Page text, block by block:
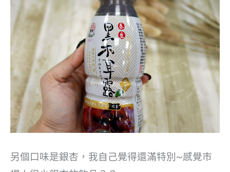
另個口味是銀杏，我自己覺得還滿特別~感覺市